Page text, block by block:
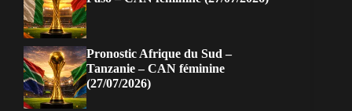
Pronostic Afrique du Sud –
Tanzanie – CAN féminine
(27/07/2026)